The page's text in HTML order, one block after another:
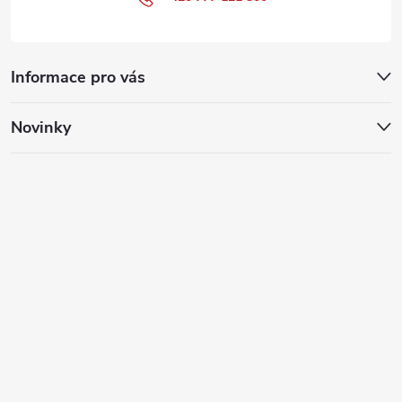
Informace pro vás
Novinky